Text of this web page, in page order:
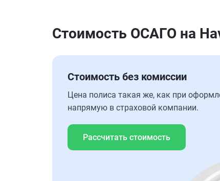
Стоимость ОСАГО на
Стоимость без комиссии
Цена полиса такая же, как при
напрямую в страховой компании.
Рассчитать стоимость